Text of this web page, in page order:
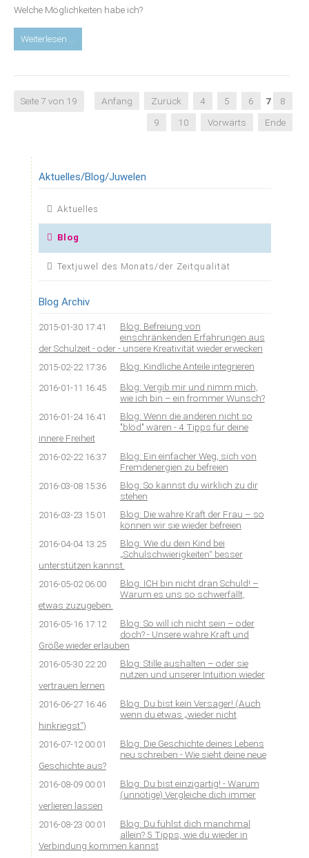
Welche Möglichkeiten habe ich?
Weiterlesen …
DU
wehgetan
Seite 7 von 19 Anfang Zurück 4 5 6 7
8
9
10 Vorwärts Ende
Aktuelles/Blog/Juwelen
Navigation
Aktuelles
Blog
Textjuwel des Monats/der Zeitqualität
Blog Archiv
2015-01-30 17:41
Blog: Befreiung von
einschränkenden Erfahrungen aus
der Schulzeit - oder - unsere Kreativität wieder erwecken
2015-02-22 17:36 Blog: Kindliche Anteile integrieren
2016-01-11 16:45
Blog: Vergib mir und nimm mich,
wie ich bin – ein frommer Wunsch?
2016-01-24 16:41
Blog: Wenn die anderen nicht so
"blöd" wären - 4 Tipps für deine
innere Freiheit
2016-02-22 16:37
Blog: Ein einfacher Weg, sich von
Fremdenergien zu befreien
2016-03-08 15:36
Blog: So kannst du wirklich zu dir
stehen
2016-03-23 15:01
Blog: Die wahre Kraft der Frau – so
können wir sie wieder befreien
2016-04-04 13:25
Blog: Wie du dein Kind bei
„Schulschwierigkeiten“ besser
unterstützen kannst.
2016-05-02 06:00
Blog: ICH bin nicht dran Schuld! –
Warum es uns so schwerfällt,
etwas zuzugeben.
2016-05-16 17:12
Blog: So will ich nicht sein – oder
doch? - Unsere wahre Kraft und
Größe wieder erlauben
2016-05-30 22:20
Blog: Stille aushalten – oder sie
nutzen und unserer Intuition wieder
vertrauen lernen
2016-06-27 16:46
Blog: Du bist kein Versager! (Auch
wenn du etwas „wieder nicht
hinkriegst“)
2016-07-12 00:01
Blog: Die Geschichte deines Lebens
neu schreiben - Wie sieht deine neue
Geschichte aus?
2016-08-09 00:01
Blog: Du bist einzigartig! - Warum
(unnötige) Vergleiche dich immer
verlieren lassen
2016-08-23 00:01
Blog: Du fühlst dich manchmal
allein? 5 Tipps, wie du wieder in
Verbindung kommen kannst